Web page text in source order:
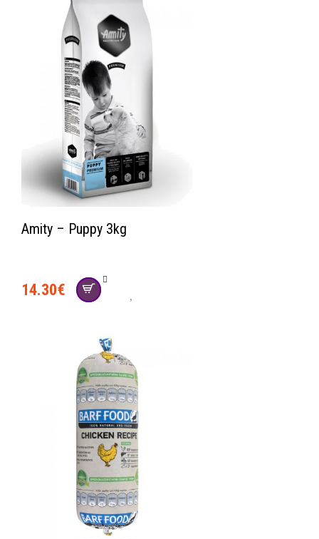
Amity – Puppy 3kg
14.30€